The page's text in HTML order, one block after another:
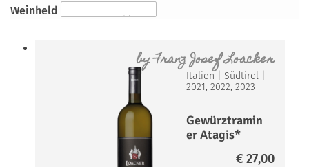
Weinheld
byFranz Josef Loacker
Italien |Südtirol
2021, 2022, 2023
Gewürztramin
er Atagis*
€ 27,00